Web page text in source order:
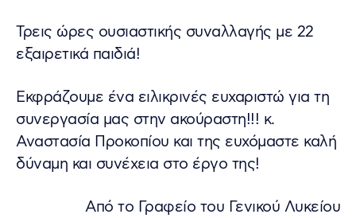
Τρεις ώρες ουσιαστικής συναλλαγής με 22
εξαιρετικά παιδιά!
Εκφράζουμε ένα ειλικρινές ευχαριστώ για τη
συνεργασία μας στην ακούραστη!!! κ.
Αναστασία Προκοπίου και της ευχόμαστε καλή
δύναμη και συνέχεια στο έργο της!
Από το Γραφείο του Γενικού Λυκείου